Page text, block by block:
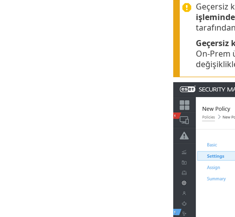
Geçersiz
Geçersiz
On-Prem